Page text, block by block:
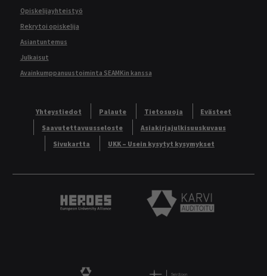
Opiskelijayhteistyö
Rekrytoi opiskelija
Asiantuntemus
Julkaisut
Avainkumppanuustoiminta SEAMKin kanssa
Yhteystiedot Palaute Tietosuoja
Evästeet
Saavutettavuusseloste
Asiakirjajulkisuuskuvaus
Sivukartta
UKK – Usein kysytyt kysymykset
Heroes European University Alliance logo
Karvi Auditoitu logo